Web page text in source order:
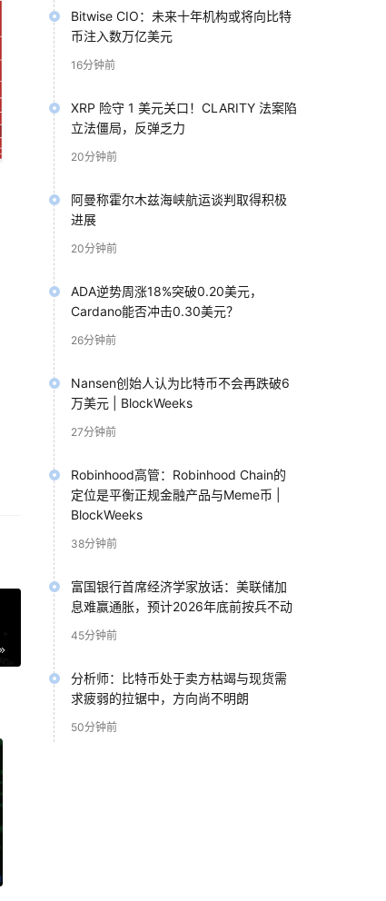
Bitwise CIO：未来十年机构或将向比特
币注入数万亿美元
16分钟前
XRP 险守 1 美元关口！CLARITY 法案陷
立法僵局，反弹乏力
20分钟前
阿曼称霍尔木兹海峡航运谈判取得积极
进展
20分钟前
ADA逆势周涨18%突破0.20美元，
Cardano能否冲击0.30美元？
26分钟前
Nansen创始人认为比特币不会再跌破6
万美元 | BlockWeeks
27分钟前
Robinhood高管：Robinhood Chain的
定位是平衡正规金融产品与Meme币 |
BlockWeeks
38分钟前
富国银行首席经济学家放话：美联储加
息难赢通胀，预计2026年底前按兵不动
45分钟前
分析师：比特币处于卖方枯竭与现货需
求疲弱的拉锯中，方向尚不明朗
50分钟前